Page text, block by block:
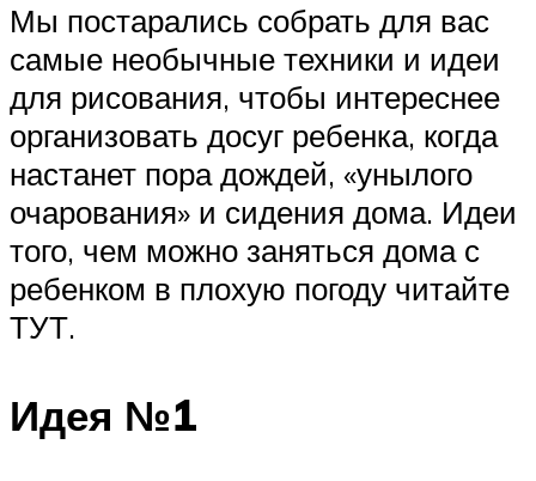
Мы постарались собрать для вас
самые необычные техники и идеи
для рисования, чтобы интереснее
организовать досуг ребенка, когда
настанет пора дождей, «унылого
очарования» и сидения дома. Идеи
того, чем можно заняться дома с
ребенком в плохую погоду читайте
ТУТ.
Идея №1